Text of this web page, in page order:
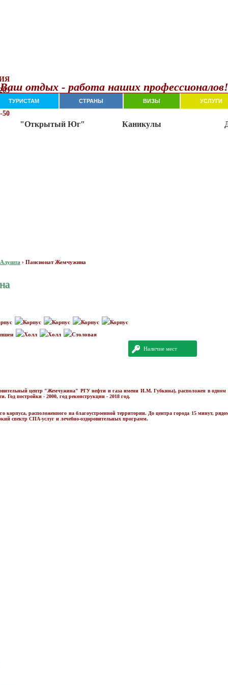
Ваш отдых - работа наших профессионалов!
11
50
ТУРИСТАМ СТРАНЫ ВИЗЫ УСЛУГИ
Алушта › Пансионат Жемчужина
Наличие мест
центр "Жемчужина" РГУ нефти и газа имени И.М. Губкина), расположен в одном
Год постройки - 2000, год реконструкции - 2018 год.
корпуса, расположенного на благоустроенной территории. До центра города 15 минут,
спектр СПА-услуг и лечебно-оздоровительных программ.